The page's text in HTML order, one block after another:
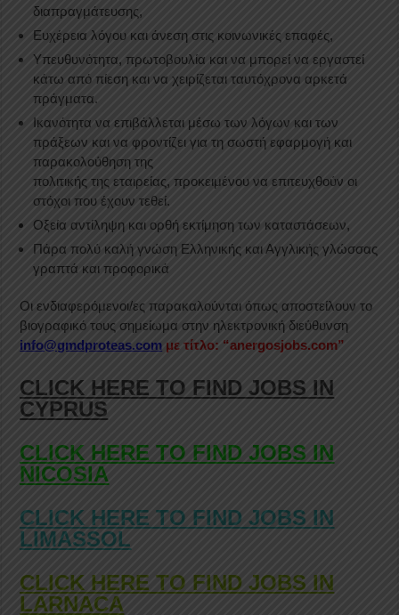
διαπραγμάτευσης,
Ευχέρεια λόγου και άνεση στις κοινωνικές επαφές,
Υπευθυνότητα, πρωτοβουλία και να μπορεί να εργαστεί
κάτω από πίεση και να χειρίζεται ταυτόχρονα αρκετά
πράγματα.
Ικανότητα να επιβάλλεται μέσω των λόγων και των
πράξεων και να φροντίζει για τη σωστή εφαρμογή και
παρακολούθηση της
πολιτικής της εταιρείας, προκειμένου να επιτευχθούν οι
στόχοι που έχουν τεθεί.
Οξεία αντίληψη και ορθή εκτίμηση των καταστάσεων,
Πάρα πολύ καλή γνώση Ελληνικής και Αγγλικής γλώσσας
γραπτά και προφορικά
Οι ενδιαφερόμενοι/ες παρακαλούνται όπως αποστείλουν το
βιογραφικό τους σημείωμα στην ηλεκτρονική διεύθυνση
info@gmdproteas.com με τίτλο: “anergosjobs.com”
CLICK HERE TO FIND JOBS IN
CYPRUS
CLICK HERE TO FIND JOBS IN
NICOSIA
CLICK HERE TO FIND JOBS IN
LIMASSOL
CLICK HERE TO FIND JOBS IN
LARNACA